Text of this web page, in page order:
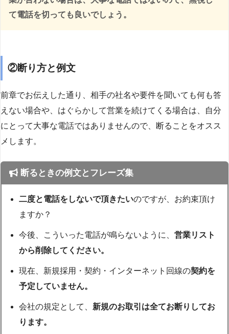
て電話を切っても良いでしょう。
②断り方と例文
前章でお伝えした通り、相手の社名や要件を聞いても何も答
えない場合や、はぐらかして営業を続けてくる場合は、自分
にとって大事な電話ではありませんので、断ることをオスス
メします。
断るときの例文とフレーズ集
二度と電話をしないで頂きたいのですが、お約束頂け
ますか？
今後、こういった電話が鳴らないように、営業リスト
から削除してください。
現在、新規採用・契約・インターネット回線の契約を
予定していません。
会社の規定として、 新規のお取引は全てお断りしてお
ります。